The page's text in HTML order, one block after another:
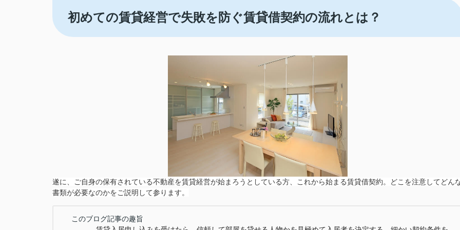
初めての賃貸経営で失敗を防ぐ賃貸借契約の流れとは？
遂に、ご自身の保有されている不動産を賃貸経営が始まろうとしている方、これから始まる賃貸借契約。どこを注意してどん
書類が必要なのかをご説明して参ります。
このブログ記事の趣旨